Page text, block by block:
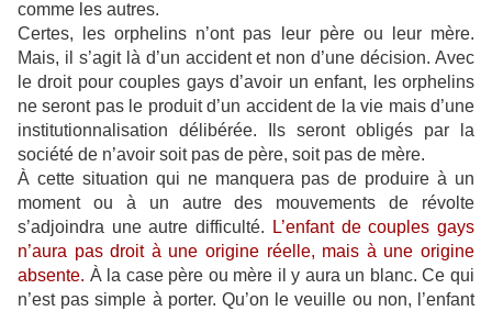
comme les autres.
Certes, les orphelins n’ont pas leur père ou leur mère.
Mais, il s’agit là d’un accident et non d’une décision. Avec
le droit pour couples gays d’avoir un enfant, les orphelins
ne seront pas le produit d’un accident de la vie mais d’une
institutionnalisation délibérée. Ils seront obligés par la
société de n’avoir soit pas de père, soit pas de mère.
À cette situation qui ne manquera pas de produire à un
moment ou à un autre des mouvements de révolte
s’adjoindra une autre difficulté.
L’enfant de couples gays
n’aura pas droit à une origine réelle, mais à une origine
absente. À la case père ou mère il y aura un blanc. Ce qui
n’est pas simple à porter. Qu’on le veuille ou non, l’enfant